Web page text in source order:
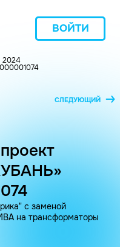
ВОЙТИ
2024
СЛЕДУЮЩИЙ
с заменой
на трансформаторы